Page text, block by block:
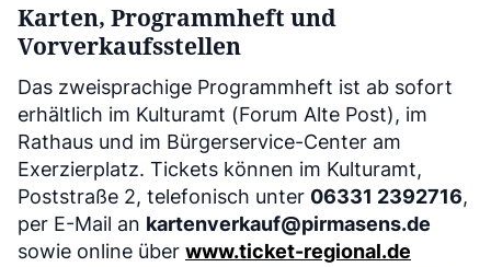
Karten, Programmheft und
Vorverkaufsstellen
Das zweisprachige Programmheft ist ab sofort
erhältlich im Kulturamt (Forum Alte Post), im
Rathaus und im Bürgerservice-Center am
Exerzierplatz. Tickets können im Kulturamt,
Poststraße 2, telefonisch unter 06331 2392716,
per E-Mail an kartenverkauf@pirmasens.de
sowie online über www.ticket-regional.de